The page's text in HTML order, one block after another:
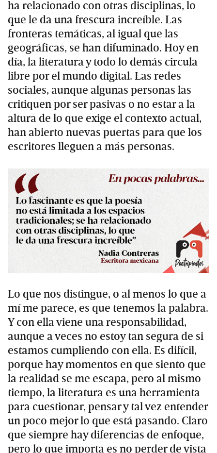
ha relacionado con otras disciplinas, lo
que le da una frescura increíble. Las
fronteras temáticas, al igual que las
geográficas, se han difuminado. Hoy en
día, la literatura y todo lo demás circula
libre por el mundo digital. Las redes
sociales, aunque algunas personas las
critiquen por ser pasivas o no estar a la
altura de lo que exige el contexto actual,
han abierto nuevas puertas para que los
escritores lleguen a más personas.
Lo que nos distingue, o al menos lo que a
mí me parece, es que tenemos la palabra.
Y con ella viene una responsabilidad,
aunque a veces no estoy tan segura de si
estamos cumpliendo con ella. Es difícil,
porque hay momentos en que siento que
la realidad se me escapa, pero al mismo
tiempo, la literatura es una herramienta
para cuestionar, pensar y tal vez entender
un poco mejor lo que está pasando. Claro
que siempre hay diferencias de enfoque,
pero lo que importa es no perder de vista